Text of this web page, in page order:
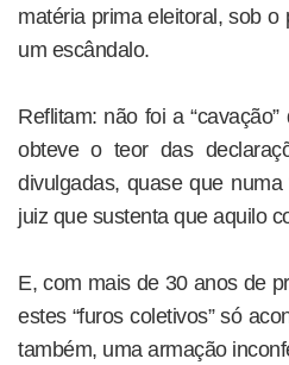
matéria prima eleitoral, sob
um escândalo.
Reflitam: não foi a
obteve o teor das
divulgadas, quase que numa
juiz que sustenta que aquilo
E, com mais de 30 anos de
estes “furos coletivos” só
também, uma armação